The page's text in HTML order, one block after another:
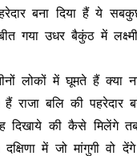
बना दिया हैं ये
गया उधर बैकुंठ में
लोकों में घूमते हैं क्या
राजा बलि की पहरेदार
दिखाये की कैसे मिलेंगे
में जो मांगुगी वो